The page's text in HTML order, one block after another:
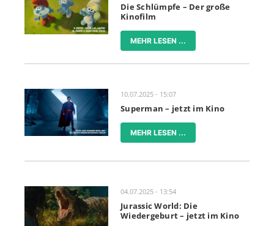
Die Schlümpfe – Der große
Kinofilm
MEHR LESEN ...
10.07.2025 - 15:07
Superman – jetzt im Kino
MEHR LESEN ...
04.07.2025 - 13:54
Jurassic World: Die
Wiedergeburt – jetzt im Kino